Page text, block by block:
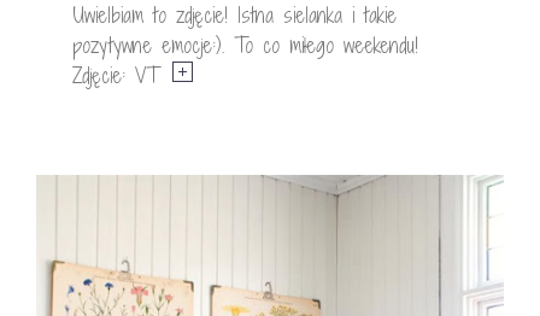
Uwielbiam to zdjęcie! Istna sielanka i takie
pozytywne emocje:). To co miłego weekendu!
Zdjęcie: VT